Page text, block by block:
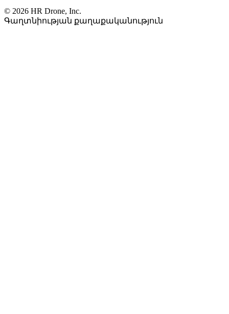
© 2026 HR Drone, Inc.
Գաղտնիության քաղաքականություն